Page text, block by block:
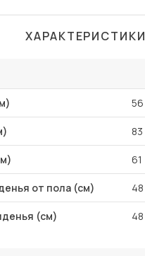
ХАРАКТЕРИСТИКИ
56
83
61
от пола (см) 48
(см) 48